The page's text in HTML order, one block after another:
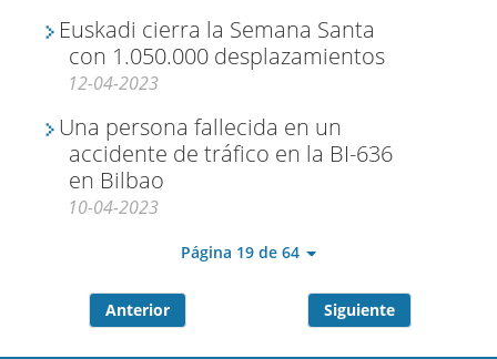
Euskadi cierra la Semana Santa
con 1.050.000 desplazamientos
12-04-2023
Una persona fallecida en un
accidente de tráfico en la BI-636
en Bilbao
10-04-2023
Página 19 de 64
Anterior Siguiente